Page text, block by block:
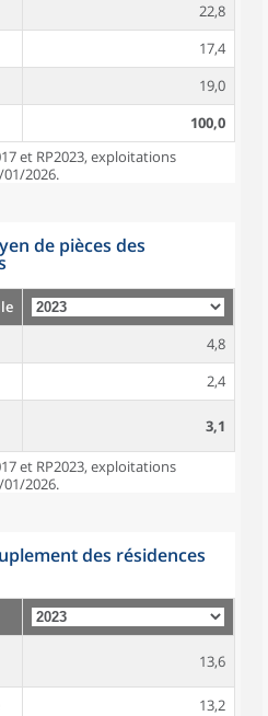
22,8
17,4
19,0
100,0
et RP2023, exploitations
2026.
de pièces des
4,8
2,4
3,1
et RP2023, exploitations
2026.
des résidences
13,6
13,2